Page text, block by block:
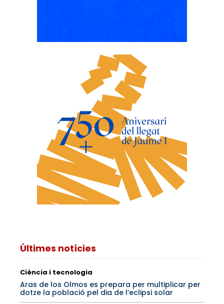
Últimes notícies
Ciència i tecnologia
Aras de los Olmos es prepara per multiplicar per
dotze la població pel dia de l’eclipsi solar